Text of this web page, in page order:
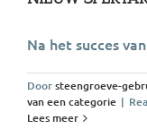
Na het succes
Doorsteengroeve-
van een categorie |
Lees meer